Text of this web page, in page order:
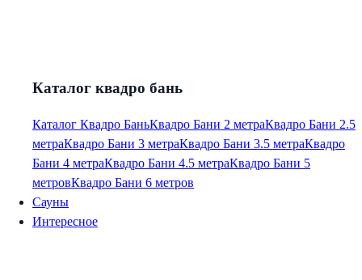
Каталог квадро бань
Каталог Квадро БаньКвадро Бани 2 метраКвадро Бани 2.5
метраКвадро Бани 3 метраКвадро Бани 3.5 метраКвадро
Бани 4 метраКвадро Бани 4.5 метраКвадро Бани 5
метровКвадро Бани 6 метров
Сауны
Интересное